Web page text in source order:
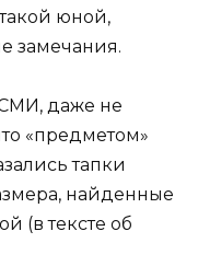
юной,
замечания.
СМИ, даже не
«предметом»
тапки
найденные
(в тексте об